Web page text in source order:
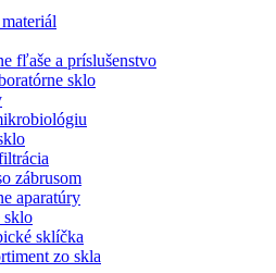
fľaše a príslušenstvo
sklo
zábrusom
aparatúry
sklo
sklíčka
zo skla